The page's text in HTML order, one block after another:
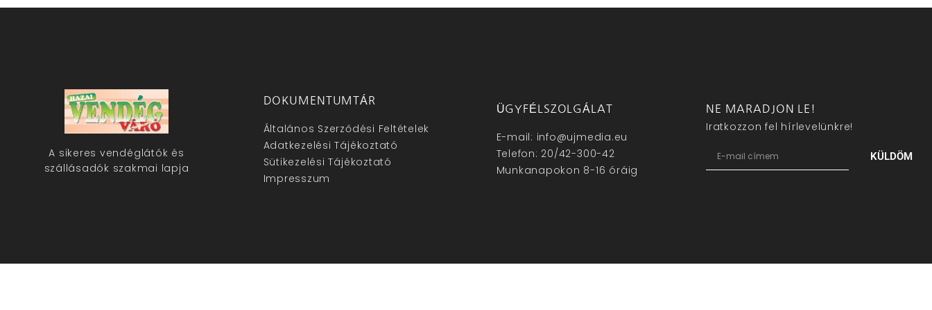
A sikeres vendéglátók és
szállásadók szakmai lapja
DOKUMENTUMTÁR
Általános Szerződési Feltételek
Adatkezelési Tájékoztató
Sütikezelési Tájékoztató
Impresszum
ÜGYFÉLSZOLGÁLAT
E-mail: info@ujmedia.eu
Telefon: 20/42-300-42
Munkanapokon 8-16 óráig
NE MARADJON LE!
Iratkozzon fel hírlevelünkre!
KÜLDÖM